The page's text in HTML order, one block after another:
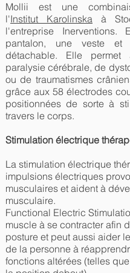
Mollii est une
l'Institut Karolinska à
l'entreprise
pantalon, une veste
détachable. Elle
paralysie cérébrale, de
ou de traumatismes
grâce aux 58 électrodes
positionnées de sorte à
travers le corps.
Stimulation électrique
La stimulation électrique
impulsions électriques
musculaires et aident à
musculaire.
Functional Electric
muscle à se contracter afin
posture et peut aussi aider
de la personne à
fonctions altérées (telles